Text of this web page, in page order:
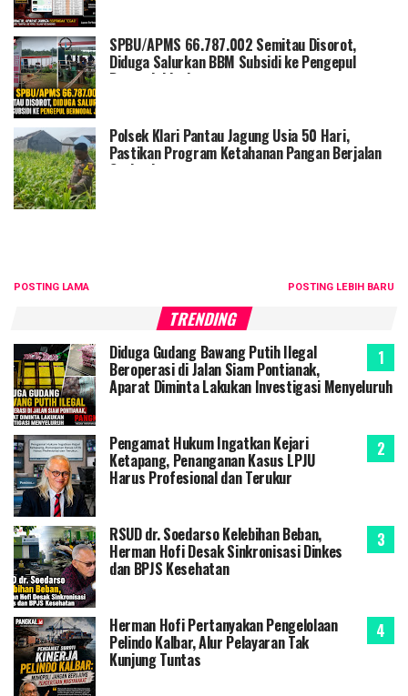
SPBU/APMS 66.787.002 Semitau Disorot,
Diduga Salurkan BBM Subsidi ke Pengepul
Bermodal Jerigen
Polsek Klari Pantau Jagung Usia 50 Hari,
Pastikan Program Ketahanan Pangan Berjalan
Optimal
POSTING LEBIH BARU
POSTING LAMA
TRENDING
Diduga Gudang Bawang Putih Ilegal
Beroperasi di Jalan Siam Pontianak,
Aparat Diminta Lakukan Investigasi Menyeluruh
Pengamat Hukum Ingatkan Kejari
Ketapang, Penanganan Kasus LPJU
Harus Profesional dan Terukur
RSUD dr. Soedarso Kelebihan Beban,
Herman Hofi Desak Sinkronisasi Dinkes
dan BPJS Kesehatan
Herman Hofi Pertanyakan Pengelolaan
Pelindo Kalbar, Alur Pelayaran Tak
Kunjung Tuntas